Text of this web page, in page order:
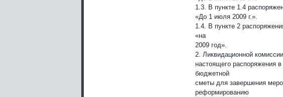
1.3. В пункте 1.4
«До 1 июля 2009 г.».
1.4. В пункте 2
«на
2009 год».
2. Ликвидационной
настоящего распоряжения
бюджетной
сметы для завершения
реформированию